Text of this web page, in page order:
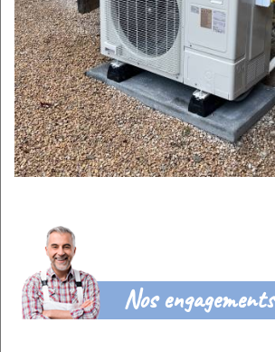
Nos engagements